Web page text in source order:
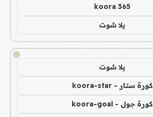
koora 365
يلا شوت
!
يلا شوت
كورة ستار - koora-star
كورة جول - koora-goal